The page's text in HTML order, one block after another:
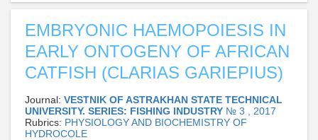
EMBRYONIC HAEMOPOIESIS IN
EARLY ONTOGENY OF AFRICAN
CATFISH (CLARIAS GARIEPIUS)
Journal: VESTNIK OF ASTRAKHAN STATE TECHNICAL
UNIVERSITY. SERIES: FISHING INDUSTRY № 3 , 2017
Rubrics: PHYSIOLOGY AND BIOCHEMISTRY OF
HYDROCOLE